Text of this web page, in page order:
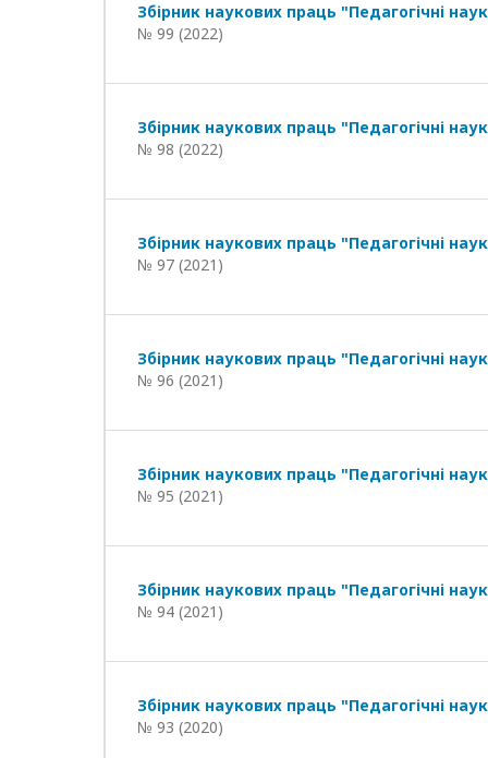
Збірник наукових праць "Педагогічні
№ 99 (2022)
Збірник наукових праць "Педагогічні
№ 98 (2022)
Збірник наукових праць "Педагогічні
№ 97 (2021)
Збірник наукових праць "Педагогічні
№ 96 (2021)
Збірник наукових праць "Педагогічні
№ 95 (2021)
Збірник наукових праць "Педагогічні
№ 94 (2021)
Збірник наукових праць "Педагогічні
№ 93 (2020)